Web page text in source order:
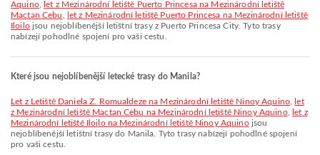
Aquino,
let z Mezinárodní letiště Puerto Princesa na Mezinárodní letiště
Mactan Cebu
let z Mezinárodní letiště Puerto Princesa na Mezinárodní letiště
Iloilojsou nejoblíbenější letištní trasy z Puerto Princesa City. Tyto trasy
nabízejí pohodlné spojení pro vaši cestu.
Které jsou nejoblíbenější letecké trasy do Manila?
let z Letiště Daniela Z. Romualdeze na Mezinárodní letiště Ninoy Aquino,
let
z Mezinárodní letiště Mactan Cebu na Mezinárodní letiště Ninoy Aquino,
let z
Mezinárodní letiště Iloilo na Mezinárodní letiště Ninoy Aquinojsou
nejoblíbenější letištní trasy do Manila. Tyto trasy nabízejí pohodlné spojení
pro vaši cestu.